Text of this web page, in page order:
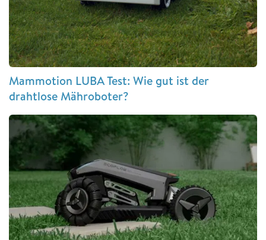
Mammotion LUBA Test: Wie gut ist der
drahtlose Mähroboter?